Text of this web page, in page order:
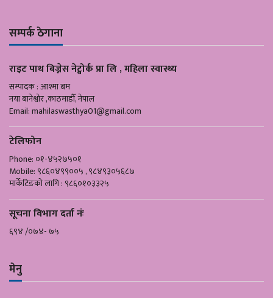
सम्पर्क ठेगाना
राइट पाथ बिज्नेस नेट्वोर्क प्रा लि , महिला स्वास्थ्य
सम्पादक : आश्मा बम
नया बानेश्वोर ,काठमाडौँ, नेपाल
Email:mahilaswasthya01@gmail.com
टेलिफोन
Phone: ०१-४५२७५०१
Mobile: ९८६०४९९००५ , ९८४९३०५६८७
मार्केटिङको लागि : ९८६०१०३३२५
सूचना विभाग दर्ता नंः
६९४ /०७४- ७५
मेनु